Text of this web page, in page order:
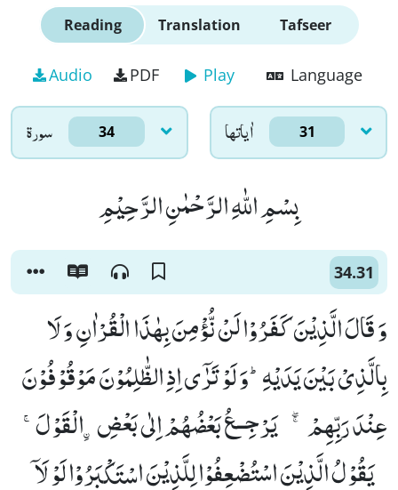
Reading Translation Tafseer
Audio PDF Play Language
سورۃ 34 اٰياتها 31
بِسْمِ اللّٰهِ الرَّحْمٰنِ الرَّحِیْمِ
34.31
وَ قَالَ الَّذِیْنَ كَفَرُوْا لَنْ نُّؤْمِنَ بِهٰذَا الْقُرْاٰنِ وَ لَا
بِالَّذِیْ بَیْنَ یَدَیْهِؕ-وَ لَوْ تَرٰۤى اِذِ الظّٰلِمُوْنَ مَوْقُوْفُوْنَ
عِنْدَ رَبِّهِمْ ۚۖ--یَرْجِــعُ بَعْضُهُمْ اِلٰى بَعْضِ-ﹰالْقَوْلَۚ
-یَقُوْلُ الَّذِیْنَ اسْتُضْعِفُوْا لِلَّذِیْنَ اسْتَكْبَرُوْا لَوْ لَاۤ